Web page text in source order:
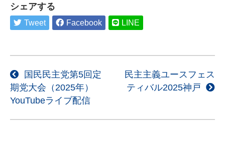
シェアする
Tweet Facebook LINE
投
稿
ナ
ビ
国民民主党第5回定
期党大会（2025年）
YouTubeライブ配信
民主主義ユースフェス
ティバル2025神戸